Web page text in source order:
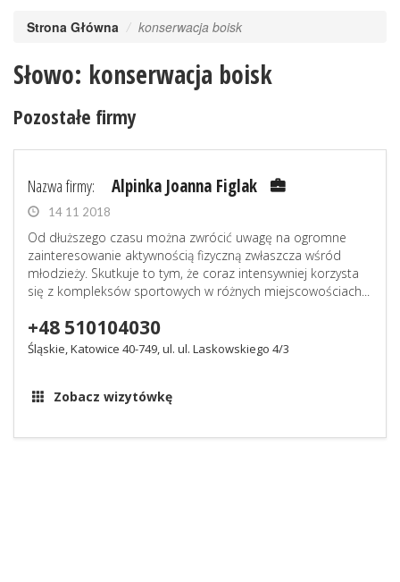
Strona Główna konserwacja boisk
Słowo: konserwacja boisk
Pozostałe firmy
Nazwa firmy: Alpinka Joanna Figlak
14 11 2018
Od dłuższego czasu można zwrócić uwagę na ogromne
zainteresowanie aktywnością fizyczną zwłaszcza wśród
młodzieży. Skutkuje to tym, że coraz intensywniej korzysta
się z kompleksów sportowych w różnych miejscowościach...
+48 510104030
Śląskie, Katowice 40-749, ul. ul. Laskowskiego 4/3
Zobacz wizytówkę